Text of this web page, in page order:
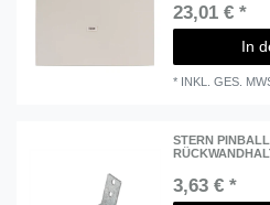
23,01 € *
In
* INKL. GES.
STERN
3,63 € *